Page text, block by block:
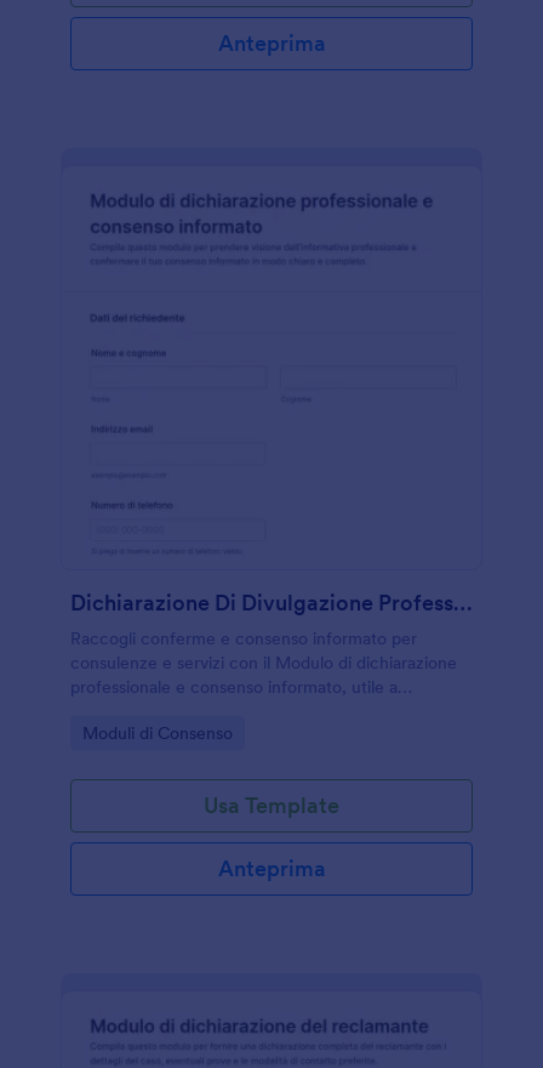
Anteprima
Dichiarazione Di Divulgazione Professionale E Consenso Informato Modulo
Raccogli conferme e consenso informato per
consulenze e servizi con il Modulo di dichiarazione
professionale e consenso informato, utile a
raccolta dati e invio del modulo online con Jotform.
Go to Category:
Moduli di Consenso
Usa Template
Anteprima